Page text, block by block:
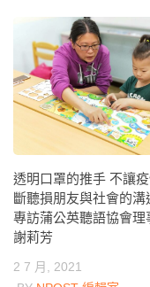
透明口罩的推手 不讓疫
斷聽損朋友與社會的溝
專訪蒲公英聽語協會理
謝莉芳
2 7 月, 2021